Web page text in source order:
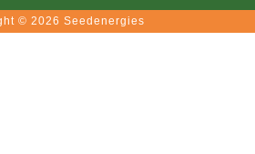
© 2026 Seedenergies